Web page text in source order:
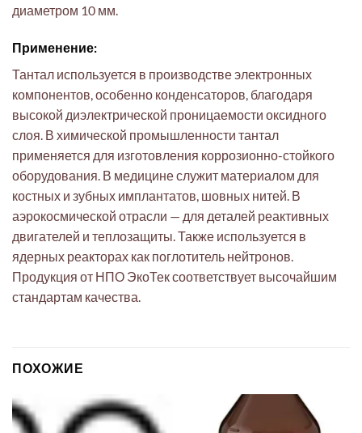
диаметром 10 мм.
Применение:
Тантал используется в производстве электронных
компонентов, особенно конденсаторов, благодаря
высокой диэлектрической проницаемости оксидного
слоя. В химической промышленности тантал
применяется для изготовления коррозионно-стойкого
оборудования. В медицине служит материалом для
костных и зубных имплантатов, шовных нитей. В
аэрокосмической отрасли — для деталей реактивных
двигателей и теплозащиты. Также используется в
ядерных реакторах как поглотитель нейтронов.
Продукция от НПО ЭкоТек соответствует высочайшим
стандартам качества.
ПОХОЖИЕ